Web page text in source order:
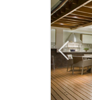
Previous